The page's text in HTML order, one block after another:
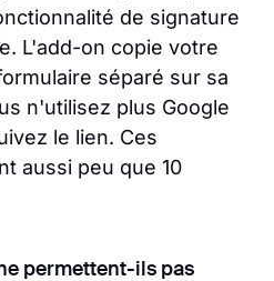
de signature
L'add-on copie votre
séparé sur sa
n'utilisez plus Google
le lien. Ces
aussi peu que 10
permettent-ils pas